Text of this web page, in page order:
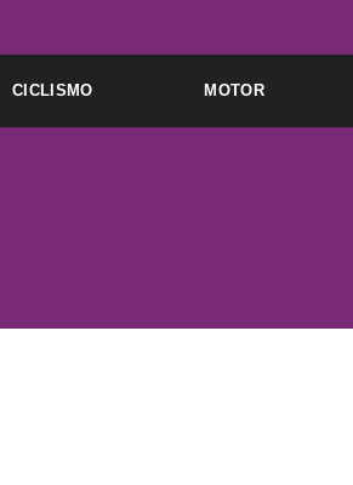
CICLISMO MOTOR